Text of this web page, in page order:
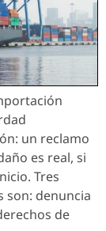
un reclamo
es real, si
Tres
son: denuncia
de